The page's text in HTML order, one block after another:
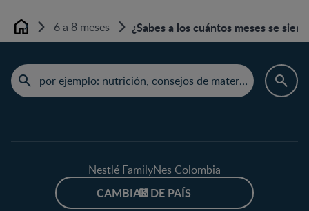
Home 6 a 8 meses ¿Sabes a los cuántos meses se
Nestlé FamilyNes Colombia
CAMBIAR DE PAÍS